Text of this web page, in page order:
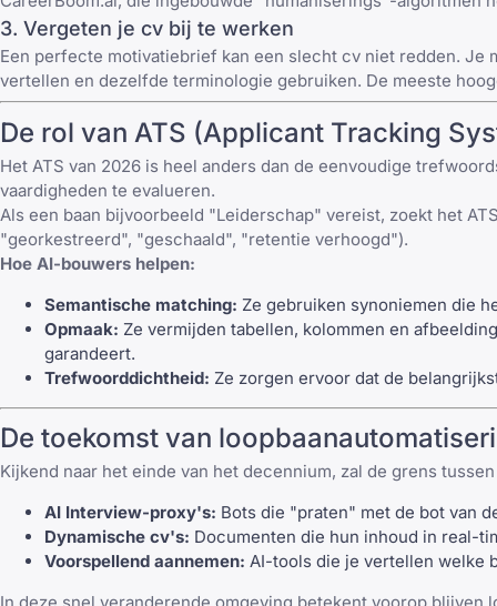
3. Vergeten je cv bij te werken
Een perfecte motivatiebrief kan een slecht cv niet redden. Je
vertellen en dezelfde terminologie gebruiken. De meeste
De rol van ATS (Applicant Tracking
Het ATS van 2026 is heel anders dan de eenvoudige
vaardigheden te evalueren.
Als een baan bijvoorbeeld "Leiderschap" vereist, zoekt het
"georkestreerd", "geschaald", "retentie verhoogd").
Hoe AI-bouwers helpen:
Semantische matching: Ze gebruiken synoniemen die
Opmaak: Ze vermijden tabellen, kolommen en
garandeert.
Trefwoorddichtheid: Ze zorgen ervoor dat de
De toekomst van
Kijkend naar het einde van het decennium, zal de grens
AI Interview-proxy's: Bots die "praten" met de bot van
Dynamische cv's: Documenten die hun inhoud in real-
Voorspellend aannemen: AI-tools die je vertellen welke